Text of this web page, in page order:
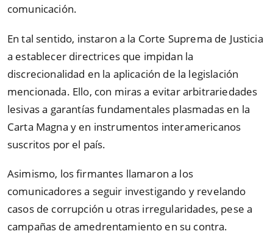
comunicación.
En tal sentido, instaron a la Corte Suprema de Justicia
a establecer directrices que impidan la
discrecionalidad en la aplicación de la legislación
mencionada. Ello, con miras a evitar arbitrariedades
lesivas a garantías fundamentales plasmadas en la
Carta Magna y en instrumentos interamericanos
suscritos por el país.
Asimismo, los firmantes llamaron a los
comunicadores a seguir investigando y revelando
casos de corrupción u otras irregularidades, pese a
campañas de amedrentamiento en su contra.